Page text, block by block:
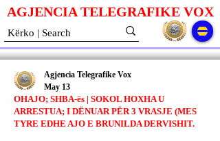
AGJENCIA TELEGRAFIKE VOX
OHAJO; SHBA-ës | SOKOL HOXHA U
ARRESTUA; I DËNUAR PËR 3 VRASJE (MES
TYRE EDHE AJO E BRUNILDA DERVISHIT.
Agjencia Telegrafike Vox
May 13